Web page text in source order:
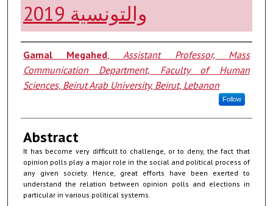
والتونسية 2019
Authors
Gamal Megahed,Assistant Professor, Mass
Communication Department, Faculty of Human
Sciences, Beirut Arab University, Beirut, Lebanon
Follow
Abstract
It has become very difficult to challenge, or to deny, the fact that
opinion polls play a major role in the social and political process of
any given society. Hence, great efforts have been exerted to
understand the relation between opinion polls and elections in
particular in various political systems.